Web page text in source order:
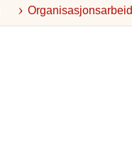
Organisasjonsarbeid